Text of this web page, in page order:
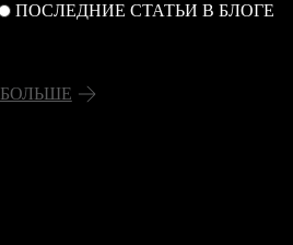
ПОСЛЕДНИЕ СТАТЬИ В БЛОГЕ
БОЛЬШЕ